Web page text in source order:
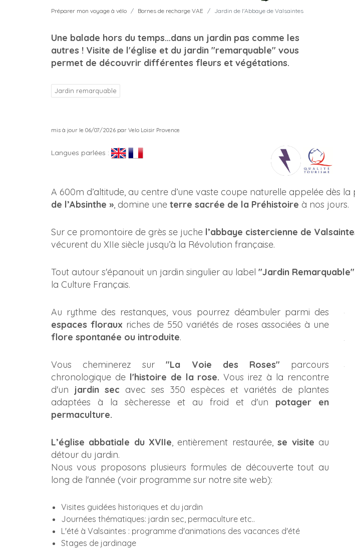
Préparer mon voyage à vélo Bornes de recharge VAE Jardin de l'Abbaye de Valsaintes
Une balade hors du temps…dans un jardin pas comme les
autres ! Visite de l'église et du jardin "remarquable" vous
permet de découvrir différentes fleurs et végétations.
Jardin remarquable
mis à jour le 06/07/2026 par Velo Loisir Provence
Langues parlées :
A 600m d’altitude, au centre d’une vaste coupe naturelle appelée dès
de l’Absinthe », domine une terre sacrée de la Préhistoire à nos jours.
Sur ce promontoire de grès se juche l’abbaye cistercienne de
vécurent du XIIe siècle jusqu’à la Révolution française.
Tout autour s'épanouit un jardin singulier au label "Jardin Remarquable"
la Culture Français.
Au rythme des restanques, vous pourrez déambuler parmi des
espaces floraux riches de 550 variétés de roses associées à une
flore spontanée ou introduite.
Vous cheminerez sur"La Voie des Roses" parcours
chronologique de l'histoire de la rose. Vous irez à la rencontre
d'un jardin sec avec ses 350 espèces et variétés de plantes
adaptées à la sècheresse et au froid et d'un potager en
permaculture.
L’église abbatiale du XVIIe, entièrement restaurée,se visite au
détour du jardin.
Nous vous proposons plusieurs formules de découverte tout au
long de l'année (voir programme sur notre site web):
Visites guidées historiques et du jardin
Journées thématiques: jardin sec, permaculture etc..
L'été à Valsaintes : programme d'animations des vacances d'été
Stages de jardinage